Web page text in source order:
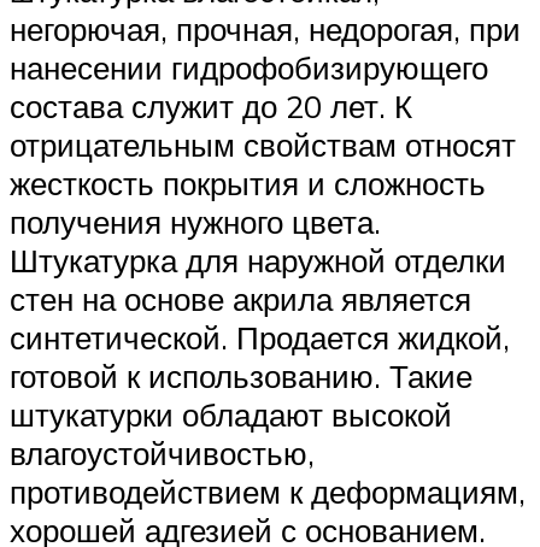
негорючая, прочная, недорогая, при
нанесении гидрофобизирующего
состава служит до 20 лет. К
отрицательным свойствам относят
жесткость покрытия и сложность
получения нужного цвета.
Штукатурка для наружной отделки
стен на основе акрила является
синтетической. Продается жидкой,
готовой к использованию. Такие
штукатурки обладают высокой
влагоустойчивостью,
противодействием к деформациям,
хорошей адгезией с основанием.